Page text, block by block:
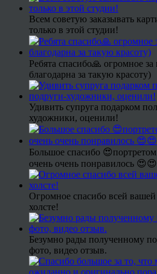
Всем советую заказывать
только в этой студии!
Ребята спасибо🙏 огромное
благодарна за такую красоту)
Удивить супруга подарком
художники, оценили!
Большое спасибо
очень очень понравилось 😍😍
Огромное спасибо всей вашей
холсте!
Безумно рады полученному
фото, видео отзыв.